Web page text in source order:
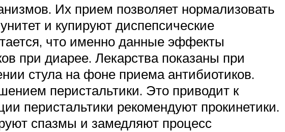
Их прием позволяет нормализовать
и купируют диспепсические
что именно данные эффекты
при диарее. Лекарства показаны при
стула на фоне приема антибиотиков.
перистальтики. Это приводит к
перистальтики рекомендуют прокинетики.
спазмы и замедляют процесс